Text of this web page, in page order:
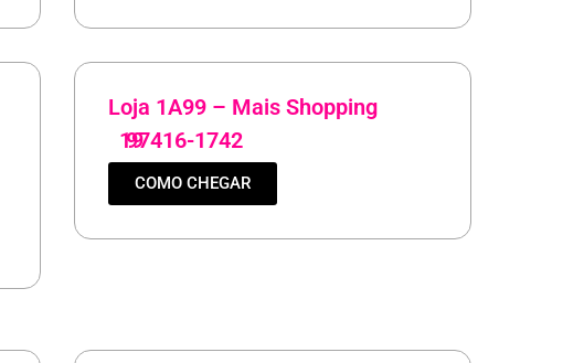
Loja 1A99 – Mais Shopping
19
97416-1742
COMO CHEGAR